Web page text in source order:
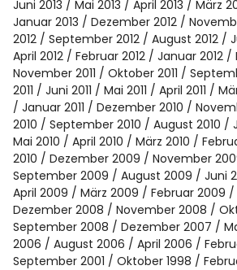
Juni 2013
Mai 2013 April 2013 März
Januar 2013
Dezember 2012
2012
September 2012 August 2012
April 2012
Februar 2012 Januar 2012
November 2011
Oktober 2011
2011
Juni 2011 Mai 2011 April 2011
Januar 2011
Dezember 2010
2010
September 2010 August 2010
Mai 2010
April 2010 März 2010
2010
Dezember 2009 November
September 2009
August 2009 Juni
April 2009
März 2009 Februar 2009
Dezember 2008
November 2008
September 2008
Dezember 2007
2006
August 2006 April 2006
September 2001
Oktober 1998